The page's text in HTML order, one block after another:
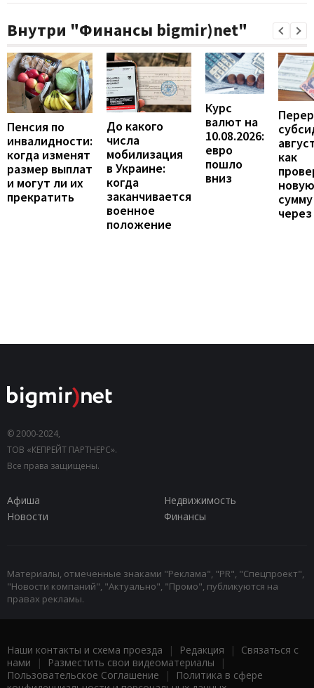
Внутри "Финансы bigmir)net"
Пенсия по
инвалидности:
когда изменят
размер выплат
и могут ли их
прекратить
До какого
числа
мобилизация
в Украине:
когда
заканчивается
военное
положение
Курс
валют на
10.08.2026:
евро
пошло
вниз
как
новую
сумму
© 2000-2024,
ТОВ «КЕПРЕЙТ ПАРТНЕРС».
Все права защищены.
Афиша
Недвижимость
Новости
Финансы
Материалы, отмеченные знаками "Реклама", "PR", "Спецпроект",
"Новости компаний", "Актуально", "Промо", публикуются на
правах рекламы.
Наши контакты и схема проезда | Редакция | Связаться с
нами | Разместить свои видеоматериалы |
Пользовательское Соглашение |
Политика в сфере